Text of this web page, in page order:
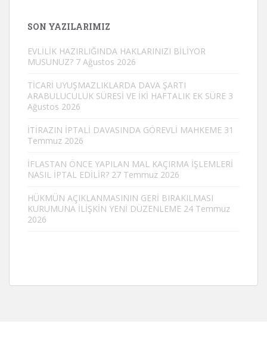
SON YAZILARIMIZ
EVLİLİK HAZIRLIĞINDA HAKLARINIZI BİLİYOR
MUSUNUZ? 7 Ağustos 2026
TİCARİ UYUŞMAZLIKLARDA DAVA ŞARTI
ARABULUCULUK SÜRESİ VE İKİ HAFTALIK EK SÜRE 3
Ağustos 2026
İTİRAZIN İPTALİ DAVASINDA GÖREVLİ MAHKEME 31
Temmuz 2026
İFLASTAN ÖNCE YAPILAN MAL KAÇIRMA İŞLEMLERİ
NASIL İPTAL EDİLİR? 27 Temmuz 2026
HÜKMÜN AÇIKLANMASININ GERİ BIRAKILMASI
KURUMUNA İLİŞKİN YENİ DÜZENLEME 24 Temmuz
2026